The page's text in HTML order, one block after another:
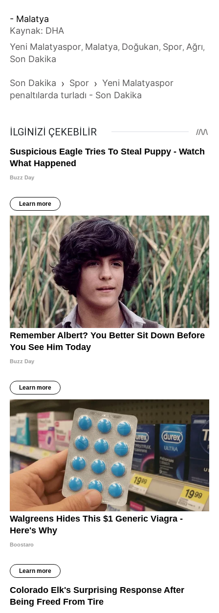
- Malatya
Kaynak: DHA
Yeni Malatyaspor, Malatya, Doğukan, Spor, Ağrı,
Son Dakika
Son Dakika › Spor › Yeni Malatyaspor
penaltılarda turladı - Son Dakika